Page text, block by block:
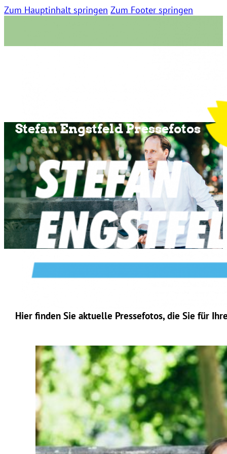
Zum Hauptinhalt springen Zum Footer springen
Stefan Engstfeld Pressefotos
Hier finden Sie aktuelle Pressefotos, die Sie für